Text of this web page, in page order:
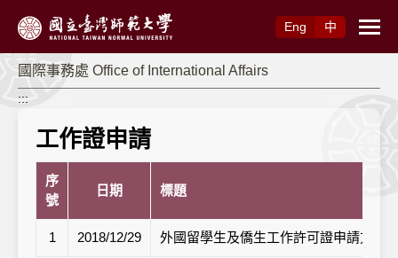
Eng
中
國際事務處 Office of International Affairs
:::
工作證申請
序
號
日期 標題
1 2018/12/29 外國留學生及僑生工作許可證申請方式--